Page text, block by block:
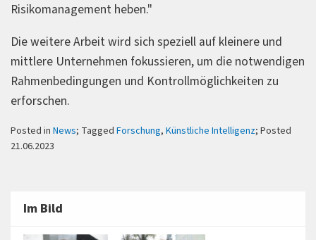
Risikomanagement heben."
Die weitere Arbeit wird sich speziell auf kleinere und
mittlere Unternehmen fokussieren, um die notwendigen
Rahmenbedingungen und Kontrollmöglichkeiten zu
erforschen.
Posted in News; Tagged Forschung, Künstliche Intelligenz; Posted
21.06.2023
Im Bild